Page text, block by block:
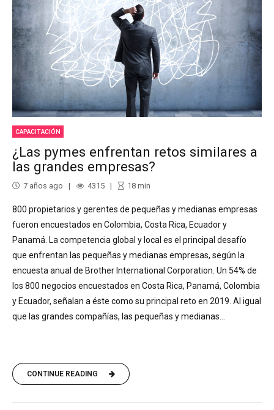
CAPACITACIÓN
¿Las pymes enfrentan retos similares a
las grandes empresas?
7 años ago 4315 18min
800 propietarios y gerentes de pequeñas y medianas empresas
fueron encuestados en Colombia, Costa Rica, Ecuador y
Panamá. La competencia global y local es el principal desafío
que enfrentan las pequeñas y medianas empresas, según la
encuesta anual de Brother International Corporation. Un 54% de
los 800 negocios encuestados en Costa Rica, Panamá, Colombia
y Ecuador, señalan a éste como su principal reto en 2019. Al igual
que las grandes compañías, las pequeñas y medianas...
CONTINUE READING